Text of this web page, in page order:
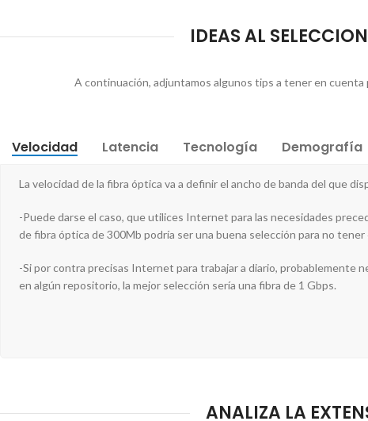
IDEAS AL
A continuación, adjuntamos algunos tips a tener en cuenta
Velocidad Latencia Tecnología Demografía
La velocidad de la fibra óptica va a definir el ancho de banda del que
-Puede darse el caso, que utilices Internet para las necesidades
de fibra óptica de 300Mb podría ser una buena selección para no
-Si por contra precisas Internet para trabajar a diario, probablemente
en algún repositorio, la mejor selección sería una fibra de 1 Gbps.
ANALIZA LA